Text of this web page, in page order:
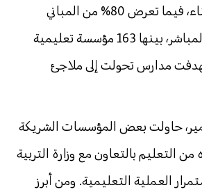
معظمها إلى إعادة بناء، فيما تعرض 80% من المباني
المدرسية للقصف المباشر، بينها 163 مؤسسة تعليمية
مدارس تحولت إلى ملاجئ
حاولت بعض المؤسسات الشريكة
من التعليم بالتعاون مع وزارة التربية
العملية التعليمية. ومن أبرز